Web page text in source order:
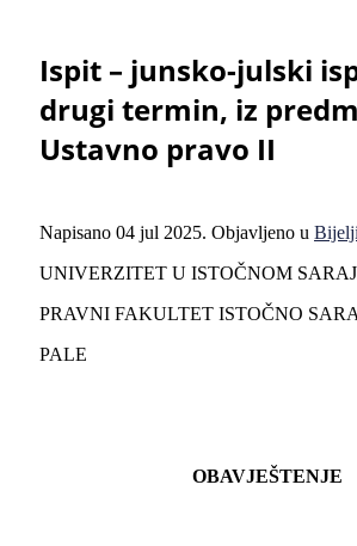
Ispit – junsko-julski
drugi termin, iz
Ustavno pravo II
Napisano 04 jul 2025. Objavljeno u
UNIVERZITET U ISTOČNOM
PRAVNI FAKULTET ISTOČNO
PALE
OBAVJEŠTENJE